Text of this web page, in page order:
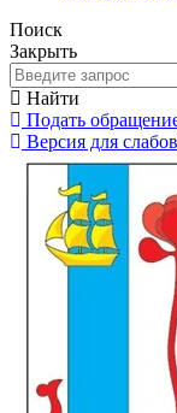
Поиск
Закрыть
Найти
Подать
Версия для